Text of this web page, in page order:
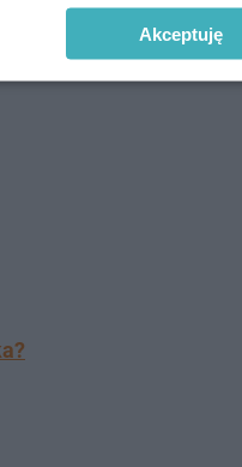
Akceptuję